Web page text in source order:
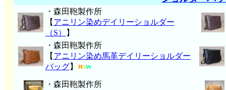
・森田鞄製作所
【 アニリン染めデイリーショルダー
（S）
】
・森田鞄製作所
【 アニリン染め馬革デイリーショルダー
バッグ】
・森田鞄製作所